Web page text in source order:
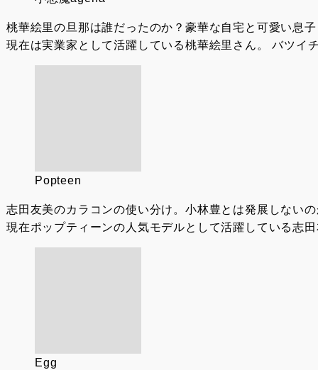
桃華絵里の旦那は誰だったのか？豪華な自宅と可愛い息
現在は実業家として活躍している桃華絵里さん。 バツイ
Popteen
志田友美のカラコンの使い分け。小林豊とは発展しない
現在ポップティーンの人気モデルとして活躍している志
Egg